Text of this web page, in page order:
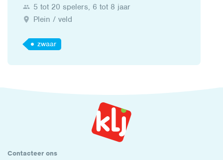
5 tot 20 spelers, 6 tot 8 jaar
Plein / veld
zwaar
Contacteer ons